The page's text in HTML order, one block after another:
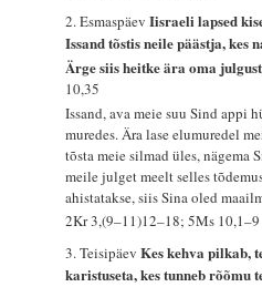
2. EsmaspäevIisraeli lapsed
Issand tõstis neile päästja, kes
Ärge siis heitke ära oma
10,35
Issand, ava meie suu Sind appi
muredes. Ära lase elumuredel
tõsta meie silmad üles, nägema
meile julget meelt selles
ahistatakse, siis Sina oled
2Kr 3,(9–11)12–18; 5Ms 10,1–9
3. TeisipäevKes kehva pilkab,
karistuseta, kes tunneb rõõmu